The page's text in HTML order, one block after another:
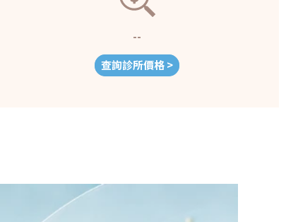
--
查詢診所價格 >